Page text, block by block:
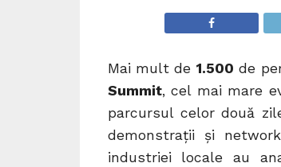
Mai mult de 1.500 de
Summit, cel mai mare
parcursul celor două
demonstrații și
industriei locale au